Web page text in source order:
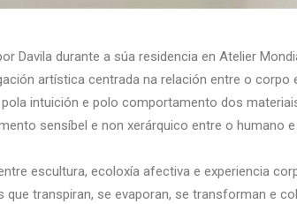
Davila durante a súa residencia en Atelier
artística centrada na relación entre o
intuición e polo comportamento dos
sensíbel e non xerárquico entre o humano
escultura, ecoloxía afectiva e experiencia
transpiran, se evaporan, se transforman e